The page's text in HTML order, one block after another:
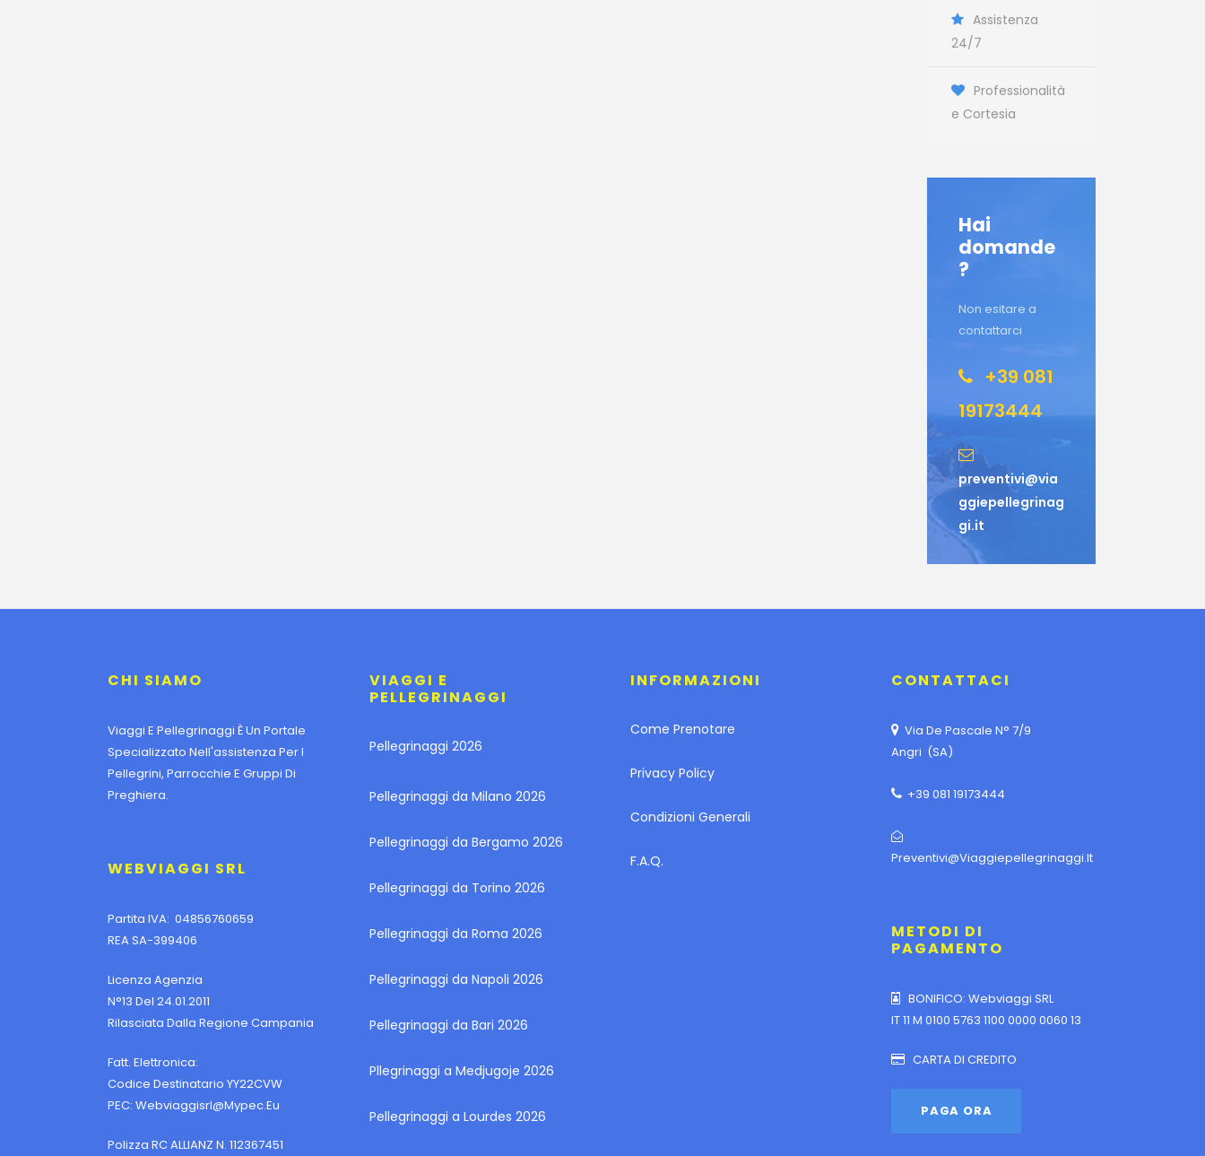
Assistenza
24/7
Professionalità
e Cortesia
Hai
domande
?
Non esitare a
contattarci
+39 081
19173444
preventivi@via
ggiepellegrinag
gi.it
CHI SIAMO
Viaggi E Pellegrinaggi È Un Portale
Specializzato Nell'assistenza Per I
Pellegrini, Parrocchie E Gruppi Di
Preghiera.
WEBVIAGGI SRL
Partita IVA: 04856760659
REA SA-399406
Licenza Agenzia
N°13 Del 24.01.2011
Rilasciata Dalla Regione Campania
Fatt. Elettronica:
Codice Destinatario YY22CVW
PEC: Webviaggisrl@mypec.eu
Polizza RC ALLIANZ N. 112367451
VIAGGI E
PELLEGRINAGGI
Pellegrinaggi 2026
Pellegrinaggi da Milano 2026
Pellegrinaggi da Bergamo 2026
Pellegrinaggi da Torino 2026
Pellegrinaggi da Roma 2026
Pellegrinaggi da Napoli 2026
Pellegrinaggi da Bari 2026
Pllegrinaggi a Medjugoje 2026
Pellegrinaggi a Lourdes 2026
INFORMAZIONI
Come Prenotare
Privacy Policy
Condizioni Generali
F.A.Q.
CONTATTACI
Via De Pascale N° 7/9
Angri (SA)
+39 081 19173444
Preventivi@viaggiepellegrinaggi.it
METODI DI
PAGAMENTO
BONIFICO: Webviaggi SRL
IT 11 M 0100 5763 1100 0000 0060 13
CARTA DI CREDITO